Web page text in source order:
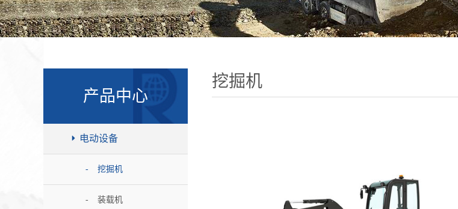
产品中心
 电动设备
挖掘机
装载机
挖掘机